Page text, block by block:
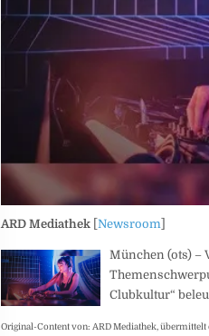
ARD Mediathek Newsroom
München (ots) –
Clubkultur“
Original-Content von: ARD Mediathek,